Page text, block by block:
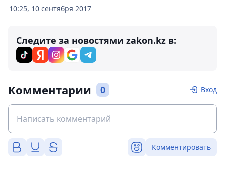
10:25, 10 сентября 2017
Следите за новостями zakon.kz в:
Комментарии 0 Вход
Комментировать